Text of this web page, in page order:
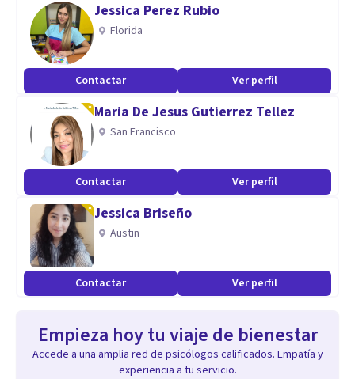
Además cuento con la maestría en educación.
Jessica Perez Rubio
Florida
Contactar Ver perfil
Maria De Jesus Gutierrez Tellez
San Francisco
Contactar Ver perfil
Jessica Briseño
Austin
Contactar Ver perfil
Empieza hoy tu viaje de bienestar
Accede a una amplia red de psicólogos calificados. Empatía y
experiencia a tu servicio.